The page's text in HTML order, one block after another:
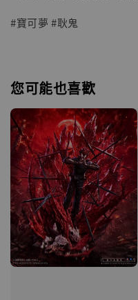
#寶可夢 #耿鬼
您可能也喜歡